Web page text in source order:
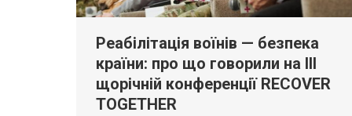
Реабілітація воїнів — безпека
країни: про що говорили на ІІІ
щорічній конференції RECOVER
TOGETHER